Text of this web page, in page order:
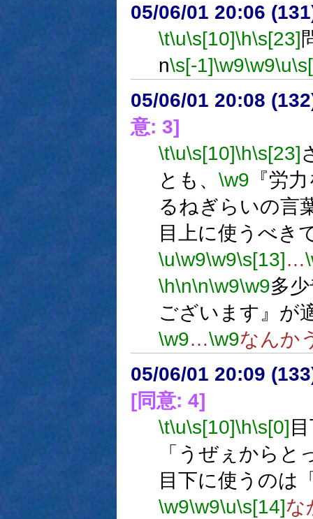
05/06/01 20:06
\t\u\s[10]\h\s[23]
n\s[-1]\w9\w9\u
05/06/01 20:08
意: 3]
\t\u\s[10]\h\s[23]
とも、 \w9 『労
るねぎらいの言
目上に使うべき
\u\w9\w9\s[13]…
\h\n\n\w9\w9多
ございます』が
\w9…\w9なんか
05/06/01 20:09
[同意: 4]
\t\u\s[10]\h\s[0]
「うぜぇからと
目下に使うのは
\w9\w9\u\s[14]な